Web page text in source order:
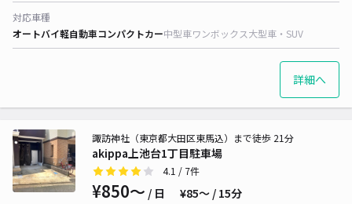
対応車種
オートバイ軽自動車コンパクトカー中型車ワンボックス大型車・SUV
詳細へ
akippa上池台1丁目駐車場
諏訪神社（東京都大田区東馬込）まで徒歩 21分
4.1 / 7件
¥850〜 / 日 ¥85〜 / 15分